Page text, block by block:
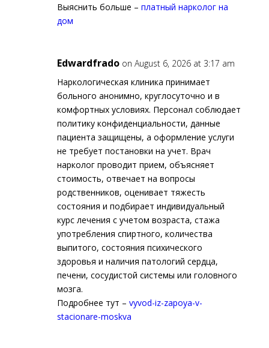
Выяснить больше – платный нарколог на
дом
Edwardfrado on August 6, 2026 at 3:17 am
Наркологическая клиника принимает
больного анонимно, круглосуточно и в
комфортных условиях. Персонал соблюдает
политику конфиденциальности, данные
пациента защищены, а оформление услуги
не требует постановки на учет. Врач
нарколог проводит прием, объясняет
стоимость, отвечает на вопросы
родственников, оценивает тяжесть
состояния и подбирает индивидуальный
курс лечения с учетом возраста, стажа
употребления спиртного, количества
выпитого, состояния психического
здоровья и наличия патологий сердца,
печени, сосудистой системы или головного
мозга.
Подробнее тут – vyvod-iz-zapoya-v-
stacionare-moskva